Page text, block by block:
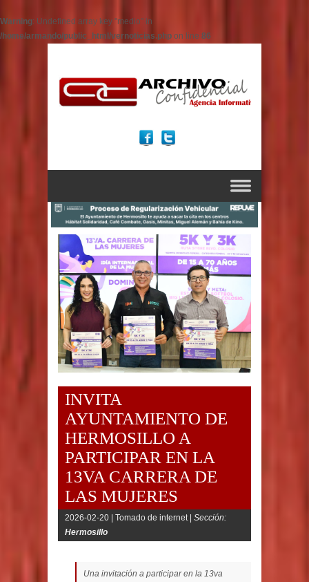
Warning: Undefined array key "medio" in
/home/armando/public_html/vernoticias.php on line 86
INVITA
AYUNTAMIENTO DE
HERMOSILLO A
PARTICIPAR EN LA
13VA CARRERA DE
LAS MUJERES
2026-02-20 | Tomado de internet | Sección:
Hermosillo
Una invitación a participar en la 13va